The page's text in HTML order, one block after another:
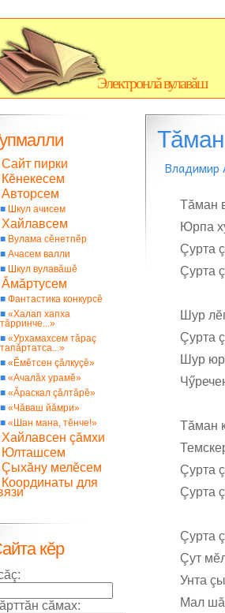
Электронлă вулавăш
Тăман
Владимир
Тăман
Юрпа
Çурта
Çурта
Шур
Çурта
Шур юр
Тăман
Çурта
Çурта
Çурта
Çут
Унта
Мал
Сайт пирки
Кĕнекесем
Авторсем
■ Шкул ачисем
Хайлавсем
■ Вулама сĕнетпĕр
■ Ачасем валли
■ Шкул вулавăшĕ
Ăмăртусем
■ Фантастика конкурсĕ
■ «Халап хапха
тăрринче...»
■ «Урхамахсем тăраç
тапăртатса...»
■ «Ĕмĕтсен çăлкуçĕ»
■ «Ачалăх урамĕ»
■ «Ăраскал çăлтăрĕ»
■ «Чăваш йăмри»
■ «Шан мана, тĕнче!»
Хайлавсен çăмхи
Юлташсем
Çыхăну мелĕсем
Координаты для
кĕр
сăмах: